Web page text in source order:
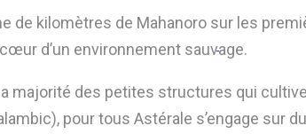
de kilomètres de Mahanoro sur les
d’un environnement sauvage.
majorité des petites structures qui
pour tous Astérale s’engage sur